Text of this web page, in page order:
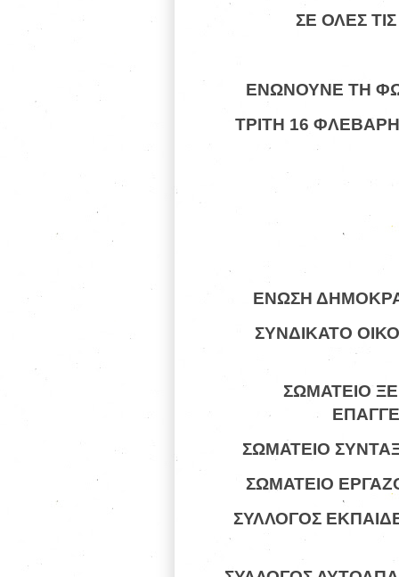
ΣΕ ΟΛΕΣ
ΕΝΩΝΟΥΝΕ ΤΗ
ΤΡΙΤΗ 16
ΕΝΩΣΗ
ΣΥΝΔΙΚΑΤΟ
ΣΩΜΑΤΕΙΟ
ΣΩΜΑΤΕΙΟ
ΣΩΜΑΤΕΙΟ
ΣΥΛΛΟΓΟΣ